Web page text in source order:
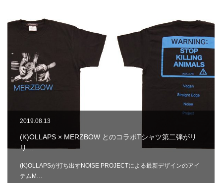
2019.08.13
(K)OLLAPS × MERZBOW とのコラボTシャツ第二弾がリ
リ…
(K)OLLAPSが打ち出すNOISE PROJECTによる最新デザインのアイ
テムM…